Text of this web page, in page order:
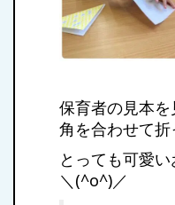
保育者の見本
角を合わせて
とっても可愛
＼(^o^)／